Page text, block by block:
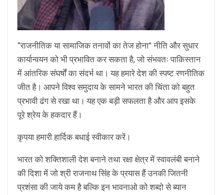
“राजनीतिक या सामाजिक तनावों का तेज होना” नीति और सुधार
कार्यान्वयन को भी प्रभावित कर सकता है, जो संभवतः पाकिस्तान
में आंतरिक संघर्षों का संदर्भ था। यह हमारे देश की स्पष्ट रणनीतिक
जीत है। आपने विश्व समुदाय के सामने भारत की चिंता को बहुत
प्रभावी ढंग से रखा था। यह एक बड़ी सफलता है और आप इसके
पूरे श्रेय के हकदार हैं।
कृपया हमारी हार्दिक बधाई स्वीकार करें।
भारत को शक्तिशाली देश बनाने तथा रक्षा क्षेत्र में स्वावलंबी बनाने
की दिशा में जो श्री राजनाथ सिंह के प्रयास हैं उनकी जितनी
प्रशंसा की जाये कम है बल्कि इन भावनाओ को शब्दो से ब्यान